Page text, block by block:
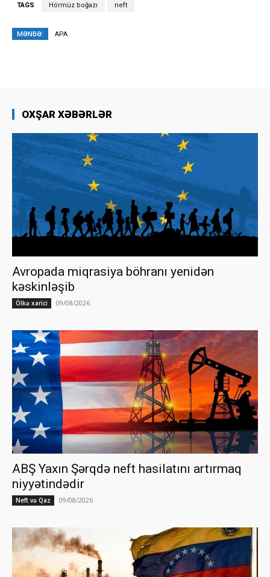
TAGS Hörmüz boğazı neft
MƏNBƏ: APA
OXŞAR XƏBƏRLƏR
Avropada miqrasiya böhranı yenidən
kəskinləşib
Ölkə xarici 09/08/2026
ABŞ Yaxın Şərqdə neft hasilatını artırmaq
niyyətindədir
Neft və Qaz 09/08/2026